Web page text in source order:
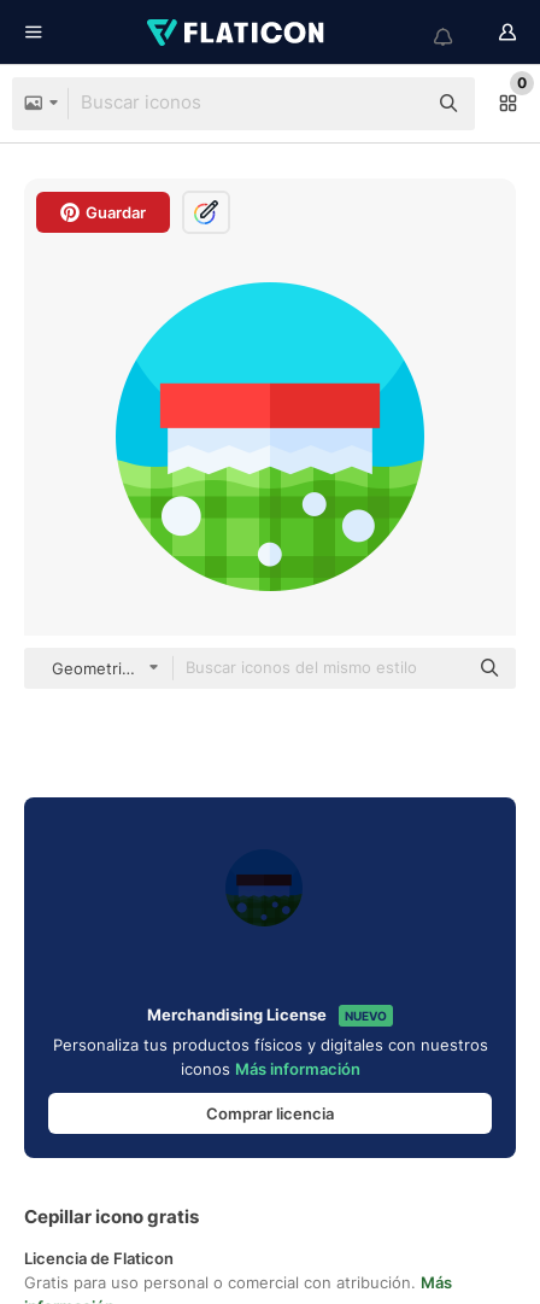
0
Guardar
Geometric Flat Circular Flat
Merchandising License NUEVO
Personaliza tus productos físicos y digitales con nuestros
iconos Más información
Comprar licencia
Cepillar icono gratis
Licencia de Flaticon
Gratis para uso personal o comercial con atribución. Más